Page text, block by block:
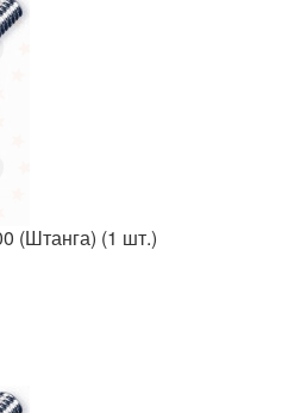
(Штанга) (1 шт.)